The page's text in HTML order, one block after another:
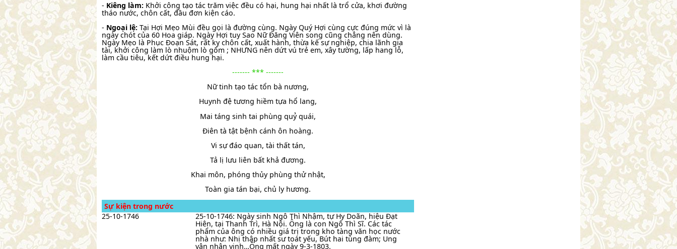
- Kiêng làm: Khởi công tạo tác trăm việc đều có hại, hung hại nhất là trổ cửa, khơi đường
tháo nước, chôn cất, đầu đơn kiện cáo.
- Ngoại lệ: Tại Hợi Mẹo Mùi đều gọi là đường cùng. Ngày Quý Hợi cùng cực đúng mức vì là
ngày chót của 60 Hoa giáp. Ngày Hợi tuy Sao Nữ Đăng Viên song cũng chẳng nên dùng.
Ngày Mẹo là Phục Đoạn Sát, rất kỵ chôn cất, xuất hành, thừa kế sự nghiệp, chia lãnh gia
tài, khởi công làm lò nhuộm lò gốm ; NHƯNG nên dứt vú trẻ em, xây tường, lấp hang lỗ,
làm cầu tiêu, kết dứt điều hung hại.
------- *** -------
Nữ tinh tạo tác tổn bà nương,
Huynh đệ tương hiềm tựa hổ lang,
Mai táng sinh tai phùng quỷ quái,
Điên tà tật bệnh cánh ôn hoàng.
Vi sự đáo quan, tài thất tán,
Tả lị lưu liên bất khả đương.
Khai môn, phóng thủy phùng thử nhật,
Toàn gia tán bại, chủ ly hương.
Sự kiện trong nước
25-10-1746
25-10-1746: Ngày sinh Ngô Thì Nhậm, tự Hy Doãn, hiệu Đạt
Hiên, tại Thanh Trì, Hà Nội. Ông là con Ngô Thì Sĩ. Các tác
phẩm của ông có nhiều giá trị trong kho tàng văn học nước
nhà như: Nhị thập nhất sư toát yếu, Bút hai tùng đàm; Ung
vân nhân vịnh…Ông mất ngày 9-3-1803.